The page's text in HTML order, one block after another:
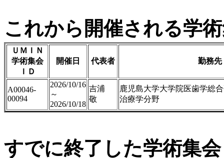
これから開催される学
ＵＭＩＮ
学術集会
ＩＤ
開催日 代表者 勤務先
A00046-
00094
2026/10/16
～
2026/10/18
吉浦
敬
鹿児島大学大学院医歯学総
治療学分野
すでに終了した学術集